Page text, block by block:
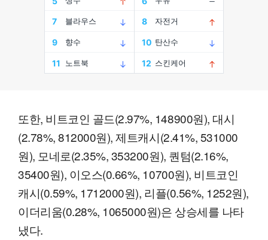
또한, 비트코인 골드(2.97%, 148900원), 대시
(2.78%, 812000원), 제트캐시(2.41%, 531000
원), 모네로(2.35%, 353200원), 퀀텀(2.16%,
35400원), 이오스(0.66%, 10700원), 비트코인
캐시(0.59%, 1712000원), 리플(0.56%, 1252원),
이더리움(0.28%, 1065000원)은 상승세를 나타
냈다.